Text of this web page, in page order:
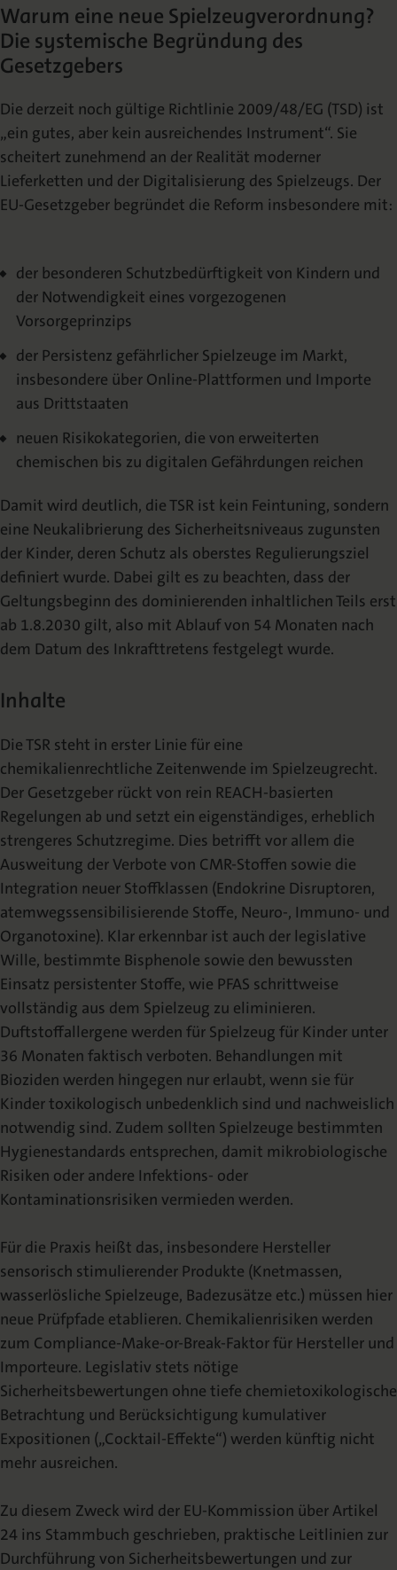
Warum eine neue Spielzeugverordnung?
Die systemische Begründung des
Gesetzgebers
Die derzeit noch gültige Richtlinie 2009/48/EG (TSD) ist
„ein gutes, aber kein ausreichendes Instrument“. Sie
scheitert zunehmend an der Realität moderner
Lieferketten und der Digitalisierung des Spielzeugs. Der
EU-Gesetzgeber begründet die Reform insbesondere mit:
der besonderen Schutzbedürftigkeit von Kindern und
der Notwendigkeit eines vorgezogenen
Vorsorgeprinzips
der Persistenz gefährlicher Spielzeuge im Markt,
insbesondere über Online-Plattformen und Importe
aus Drittstaaten
neuen Risikokategorien, die von erweiterten
chemischen bis zu digitalen Gefährdungen reichen
Damit wird deutlich, die TSR ist kein Feintuning, sondern
eine Neukalibrierung des Sicherheitsniveaus zugunsten
der Kinder, deren Schutz als oberstes Regulierungsziel
definiert wurde. Dabei gilt es zu beachten, dass der
Geltungsbeginn des dominierenden inhaltlichen Teils erst
ab 1.8.2030 gilt, also mit Ablauf von 54 Monaten nach
dem Datum des Inkrafttretens festgelegt wurde.
Inhalte
Die TSR steht in erster Linie für eine
chemikalienrechtliche Zeitenwende im Spielzeugrecht.
Der Gesetzgeber rückt von rein REACH-basierten
Regelungen ab und setzt ein eigenständiges, erheblich
strengeres Schutzregime. Dies betrifft vor allem die
Ausweitung der Verbote von CMR-Stoffen sowie die
Integration neuer Stoffklassen (Endokrine Disruptoren,
atemwegssensibilisierende Stoffe, Neuro-, Immuno- und
Organotoxine). Klar erkennbar ist auch der legislative
Wille, bestimmte Bisphenole sowie den bewussten
Einsatz persistenter Stoffe, wie PFAS schrittweise
vollständig aus dem Spielzeug zu eliminieren.
Duftstoffallergene werden für Spielzeug für Kinder unter
36 Monaten faktisch verboten. Behandlungen mit
Bioziden werden hingegen nur erlaubt, wenn sie für
Kinder toxikologisch unbedenklich sind und nachweislich
notwendig sind. Zudem sollten Spielzeuge bestimmten
Hygienestandards entsprechen, damit mikrobiologische
Risiken oder andere Infektions- oder
Kontaminationsrisiken vermieden werden.
Für die Praxis heißt das, insbesondere Hersteller
sensorisch stimulierender Produkte (Knetmassen,
wasserlösliche Spielzeuge, Badezusätze etc.) müssen hier
neue Prüfpfade etablieren. Chemikalienrisiken werden
zum Compliance-Make-or-Break-Faktor für Hersteller und
Importeure. Legislativ stets nötige
Sicherheitsbewertungen ohne tiefe chemietoxikologische
Betrachtung und Berücksichtigung kumulativer
Expositionen („Cocktail-Effekte“) werden künftig nicht
mehr ausreichen.
Zu diesem Zweck wird der EU-Kommission über Artikel
24 ins Stammbuch geschrieben, praktische Leitlinien zur
Durchführung von Sicherheitsbewertungen und zur